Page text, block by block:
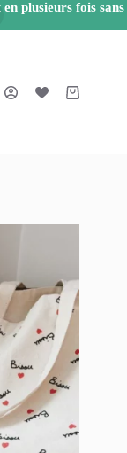
plusieurs fois sans
Panier